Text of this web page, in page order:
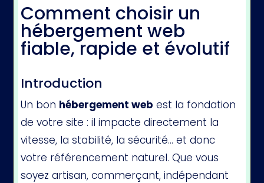
Comment choisir un
hébergement web
fiable, rapide et évolutif
Introduction
Un bon hébergement web est la fondation
de votre site : il impacte directement la
vitesse, la stabilité, la sécurité… et donc
votre référencement naturel. Que vous
soyez artisan, commerçant, indépendant